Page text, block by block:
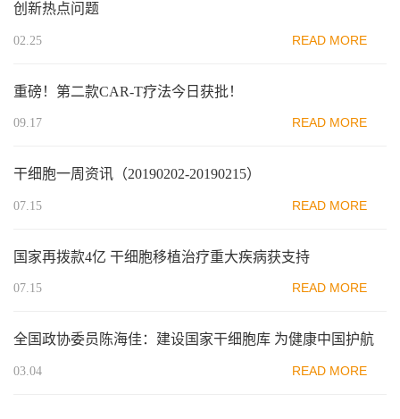
创新热点问题
02.25 READ MORE
重磅！第二款CAR-T疗法今日获批！
09.17 READ MORE
干细胞一周资讯（20190202-20190215）
07.15 READ MORE
国家再拨款4亿 干细胞移植治疗重大疾病获支持
07.15 READ MORE
全国政协委员陈海佳：建设国家干细胞库 为健康中国护航
03.04 READ MORE